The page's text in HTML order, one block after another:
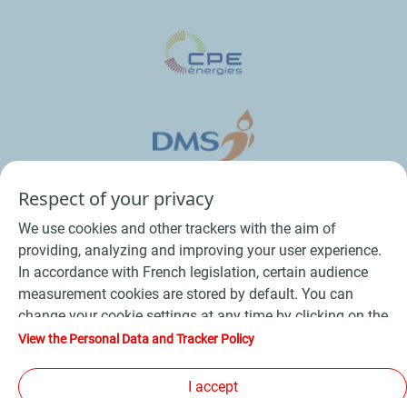
Conditions Générales de Vente Bois
Conditions Générales d’Utilisation
Respect of your privacy
We use cookies and other trackers with the aim of
providing, analyzing and improving your user experience.
In accordance with French legislation, certain audience
measurement cookies are stored by default. You can
change your cookie settings at any time by clicking on the
"Manage my cookies" button. By clicking on the "Accept"
device. If you click on "Decline", only the technical cookies
View the Personal Data and Tracker Policy
I accept